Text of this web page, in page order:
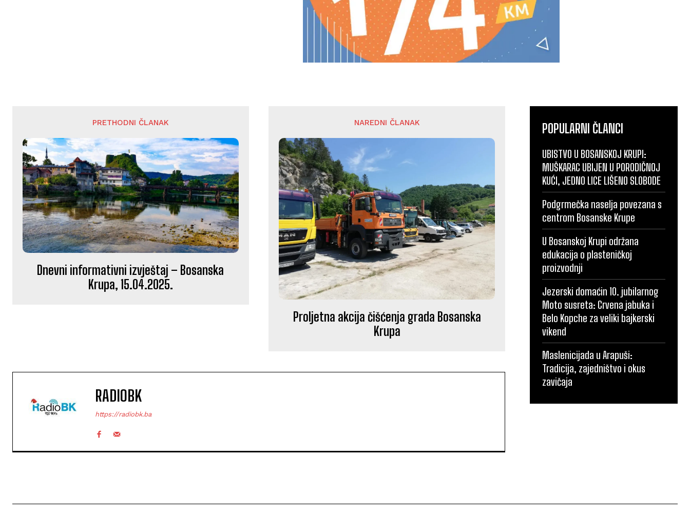
PRETHODNI ČLANAK
Dnevni informativni izvještaj – Bosanska
Krupa, 15.04.2025.
NAREDNI ČLANAK
Proljetna akcija čišćenja grada Bosanska
Krupa
RADIOBK
https://radiobk.ba
POPULARNI ČLANCI
UBISTVO U BOSANSKOJ KRUPI:
MUŠKARAC UBIJEN U PORODIČNOJ
KUĆI, JEDNO LICE LIŠENO SLOBODE
Podgrmečka naselja povezana s
centrom Bosanske Krupe
U Bosanskoj Krupi održana
edukacija o plasteničkoj
proizvodnji
Jezerski domaćin 10. jubilarnog
Moto susreta: Crvena jabuka i
Belo Kopche za veliki bajkerski
vikend
Maslenicijada u Arapuši:
Tradicija, zajedništvo i okus
zavičaja